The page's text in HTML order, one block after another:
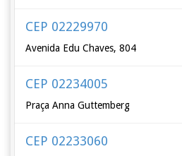
CEP 02229970
Avenida Edu Chaves, 804
CEP 02234005
Praça Anna Guttemberg
CEP 02233060